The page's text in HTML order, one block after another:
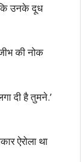
कि उनके दूध
की नोक
दी है तुमने.’
ऐरोला था